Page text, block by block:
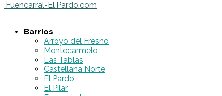
Fuencarral-El Pardo.com
Barrios
Arroyo del Fresno
Montecarmelo
Las Tablas
Castellana Norte
El Pardo
El Pilar